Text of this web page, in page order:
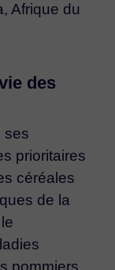
Afrique du
des
ses
prioritaires
céréales
de la
pommiers,